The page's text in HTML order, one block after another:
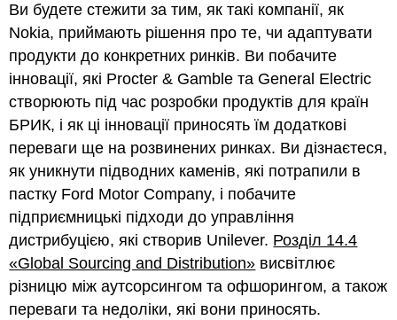
Ви будете стежити за тим, як такі компанії, як
Nokia, приймають рішення про те, чи адаптувати
продукти до конкретних ринків. Ви побачите
інновації, які Procter & Gamble та General Electric
створюють під час розробки продуктів для країн
БРИК, і як ці інновації приносять їм додаткові
переваги ще на розвинених ринках. Ви дізнаєтеся,
як уникнути підводних каменів, які потрапили в
пастку Ford Motor Company, і побачите
підприємницькі підходи до управління
дистрибуцією, які створив Unilever. Розділ 14.4
«Global Sourcing and Distribution» висвітлює
різницю між аутсорсингом та офшорингом, а також
переваги та недоліки, які вони приносять.